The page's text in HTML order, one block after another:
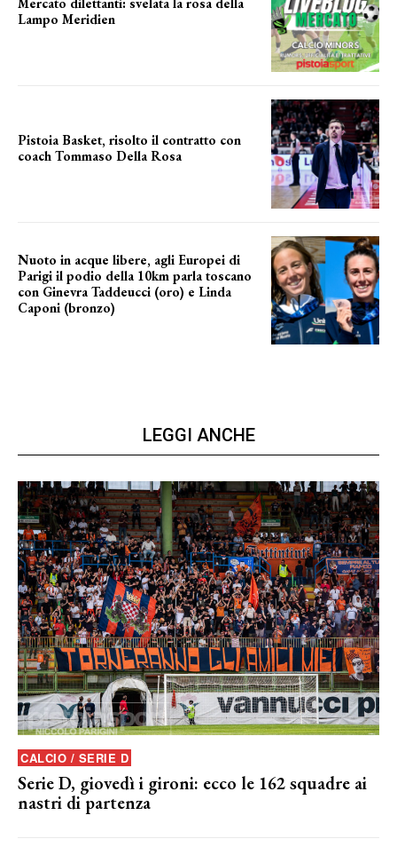
Lampo Meridien
Pistoia Basket, risolto il contratto con
coach Tommaso Della Rosa
Nuoto in acque libere, agli Europei di
Parigi il podio della 10km parla toscano
con Ginevra Taddeucci (oro) e Linda
Caponi (bronzo)
LEGGI ANCHE
CALCIO / SERIE D
Serie D, giovedì i gironi: ecco le 162 squadre ai
nastri di partenza